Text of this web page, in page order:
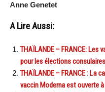
Anne Genetet
A Lire Aussi:
THAÏLANDE – FRANCE: Les
pour les élections consulaires
THAÏLANDE – FRANCE : La
vaccin Moderna est ouverte